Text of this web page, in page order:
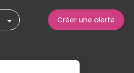
Créer une alerte